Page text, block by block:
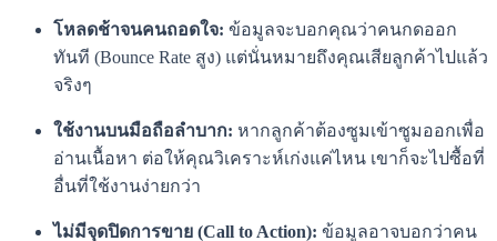
โหลดช้าจนคนถอดใจ: ข้อมูลจะบอกคุณว่าคนกดออก
ทันที (Bounce Rate สูง) แต่นั่นหมายถึงคุณเสียลูกค้าไปแล้ว
จริงๆ
ใช้งานบนมือถือลำบาก: หากลูกค้าต้องซูมเข้าซูมออกเพื่อ
อ่านเนื้อหา ต่อให้คุณวิเคราะห์เก่งแค่ไหน เขาก็จะไปซื้อที่
อื่นที่ใช้งานง่ายกว่า
ไม่มีจุดปิดการขาย (Call to Action): ข้อมูลอาจบอกว่าคน